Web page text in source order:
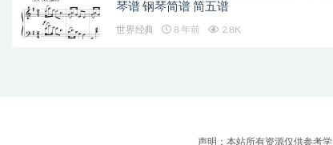
琴谱 钢琴简谱 简五谱
世界经典 8 年前 2.8K
声明：本站所有资源仅供参考